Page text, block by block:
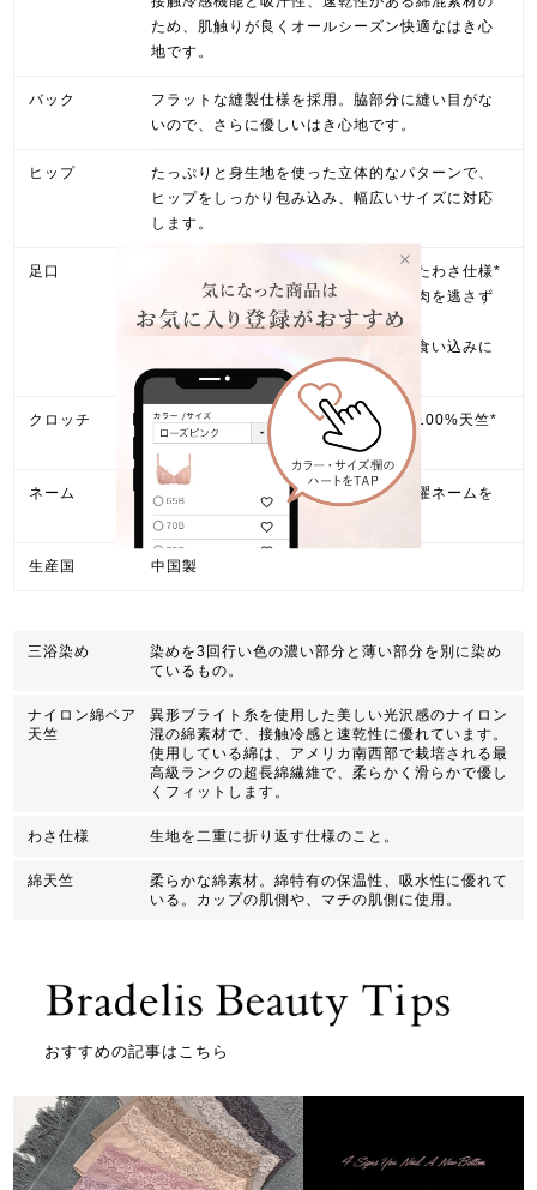
ため、肌触りが良くオールシーズン快適なはき心
地です。
バック
フラットな縫製仕様を採用。脇部分に縫い目がな
いので、さらに優しいはき心地です。
ヒップ
たっぷりと身生地を使った立体的なパターンで、
ヒップをしっかり包み込み、幅広いサイズに対応
します。
足口
伸縮性のある身生地を二重に折り返したわさ仕様*
で足口をぐるりと包み込み、お尻のお肉を逃さず
サポート。
テープを使わず面でフィットするので食い込みに
くく、そけい部への圧迫も軽減します。
クロッチ
肌側は、肌触りが良く吸湿性の良い綿100%天竺*
を使用。
ネーム
肌触りを考慮し、ブランドネームと洗濯ネームを
縫い付けず、転写ネームを採用。
生産国 中国製
三浴染め
染めを3回行い色の濃い部分と薄い部分を別に染め
ているもの。
ナイロン綿ベア
天竺
異形ブライト糸を使用した美しい光沢感のナイロン
混の綿素材で、接触冷感と速乾性に優れています。
使用している綿は、アメリカ南西部で栽培される最
高級ランクの超長綿繊維で、柔らかく滑らかで優し
くフィットします。
わさ仕様 生地を二重に折り返す仕様のこと。
綿天竺
柔らかな綿素材。綿特有の保温性、吸水性に優れて
いる。カップの肌側や、マチの肌側に使用。
おすすめの記事はこちら